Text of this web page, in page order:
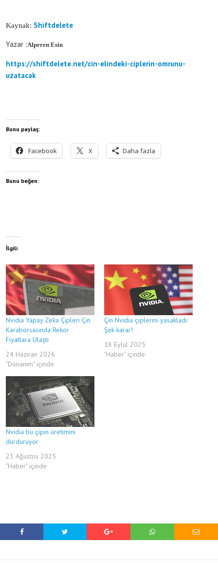
Kaynak: Shiftdelete
Yazar :Alperen Esin
https://shiftdelete.net/cin-elindeki-ciplerin-omrunu-
uzatacak
Bunu paylaş:
Facebook X Daha fazla
Bunu beğen:
İlgili
Nvidia Yapay Zeka Çipleri Çin
Karaborsasında Rekor
Fiyatlara Ulaştı
24 Haziran 2026
"Donanım" içinde
Çin Nvidia çiplerini yasakladı:
Şok karar!
18 Eylül 2025
"Haber" içinde
Nvidia bu çipin üretimini
durduruyor
23 Ağustos 2025
"Haber" içinde